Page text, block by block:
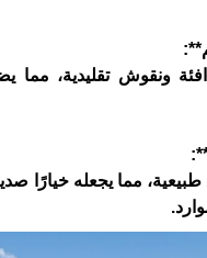
ونقوش تقليدية، مما
مما يجعله خيارًا